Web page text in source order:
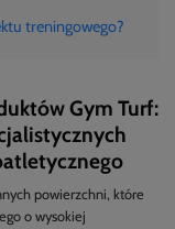
treningowego?
Gym Turf:
powierzchni, które
o wysokiej